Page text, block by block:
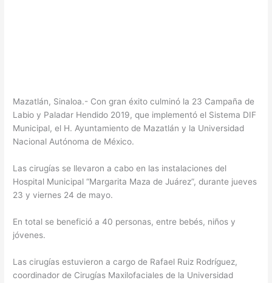
Mazatlán, Sinaloa.- Con gran éxito culminó la 23 Campaña de
Labio y Paladar Hendido 2019, que implementó el Sistema DIF
Municipal, el H. Ayuntamiento de Mazatlán y la Universidad
Nacional Autónoma de México.
Las cirugías se llevaron a cabo en las instalaciones del
Hospital Municipal “Margarita Maza de Juárez”, durante jueves
23 y viernes 24 de mayo.
En total se benefició a 40 personas, entre bebés, niños y
jóvenes.
Las cirugías estuvieron a cargo de Rafael Ruiz Rodríguez,
coordinador de Cirugías Maxilofaciales de la Universidad